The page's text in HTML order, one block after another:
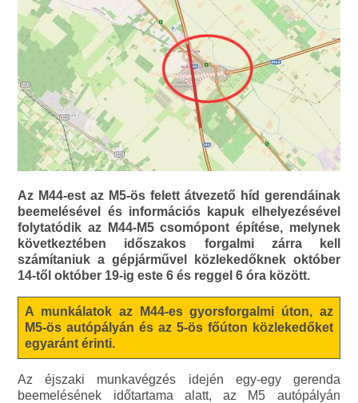
Az M44-est az M5-ös felett átvezető híd gerendáinak
beemelésével és információs kapuk elhelyezésével
folytatódik az M44-M5 csomópont építése, melynek
következtében időszakos forgalmi zárra kell
számítaniuk a gépjárművel közlekedőknek október
14-től október 19-ig este 6 és reggel 6 óra között.
A munkálatok az M44-es gyorsforgalmi úton, az
M5-ös autópályán és az 5-ös főúton közlekedőket
egyaránt érinti.
Az éjszaki munkavégzés idején egy-egy gerenda
beemelésének időtartama alatt, az M5 autópályán